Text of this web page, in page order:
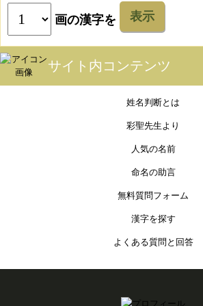
画の漢字を 表示
サイト内コンテンツ
姓名判断とは
彩聖先生より
人気の名前
命名の助言
無料質問フォーム
漢字を探す
よくある質問と回答